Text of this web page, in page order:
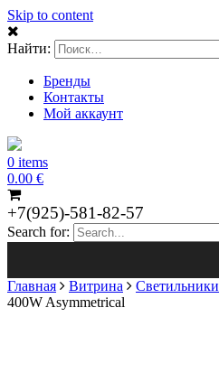
Skip to content
Найти:
Бренды
Контакты
Мой аккаунт
0 items
0.00 €
+7(925)-581-82-57
Search for:
Главная Витрина Светильники
400W Asymmetrical